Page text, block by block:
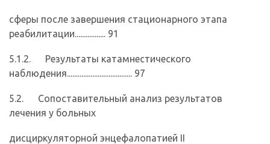
сферы после завершения стационарного этапа
реабилитации................. 91
5.1.2. Результаты катамнестического
наблюдения.................................... 97
5.2. Сопоставительный анализ результатов
лечения у больных
дисциркуляторной энцефалопатией II